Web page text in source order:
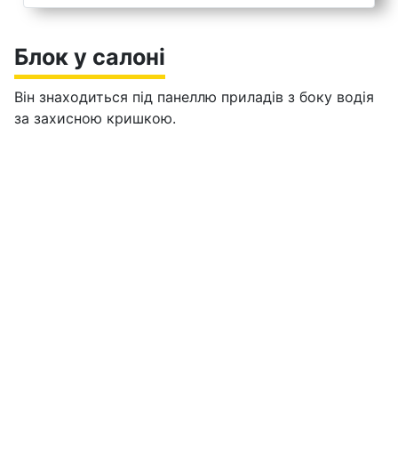
Блок у салоні
Він знаходиться під панеллю приладів з боку водія
за захисною кришкою.